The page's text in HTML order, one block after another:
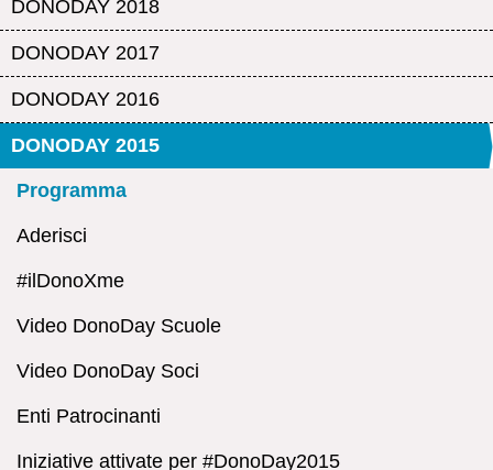
DONODAY 2018
DONODAY 2017
DONODAY 2016
DONODAY 2015
Programma
Aderisci
#ilDonoXme
Video DonoDay Scuole
Video DonoDay Soci
Enti Patrocinanti
Iniziative attivate per #DonoDay2015